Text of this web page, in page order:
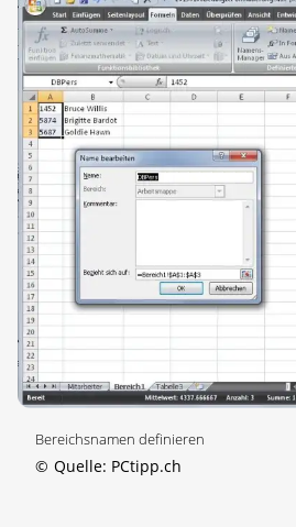
Bereichsnamen definieren
© Quelle: PCtipp.ch